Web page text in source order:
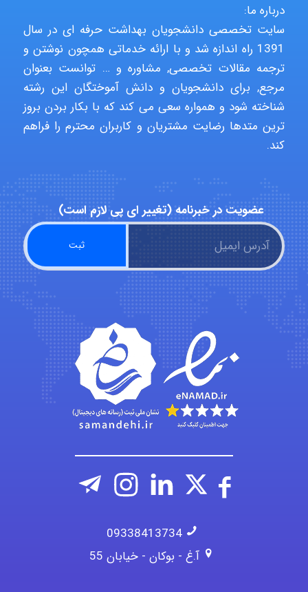
Alirez0990
hosein abdolvand
emami
ehtesham
Iman Hosseini
Chehri
درباره ما:
سایت تخصصی دانشجویان بهداشت حرفه ای در سال
1391 راه اندازه شد و با ارائه خدماتی همچون نوشتن و
ترجمه مقالات تخصصی, مشاوره و … توانست بعنوان
مرجع, برای دانشجویان و دانش آموختگان این رشته
شناخته شود و همواره سعی می کند که با بکار بردن بروز
ترین متدها رضایت مشتریان و کاربران محترم را فراهم
کند.
عضویت در خبرنامه (تغییر ای پی لازم است)
09338413734
آ.غ - بوکان - خیابان 55